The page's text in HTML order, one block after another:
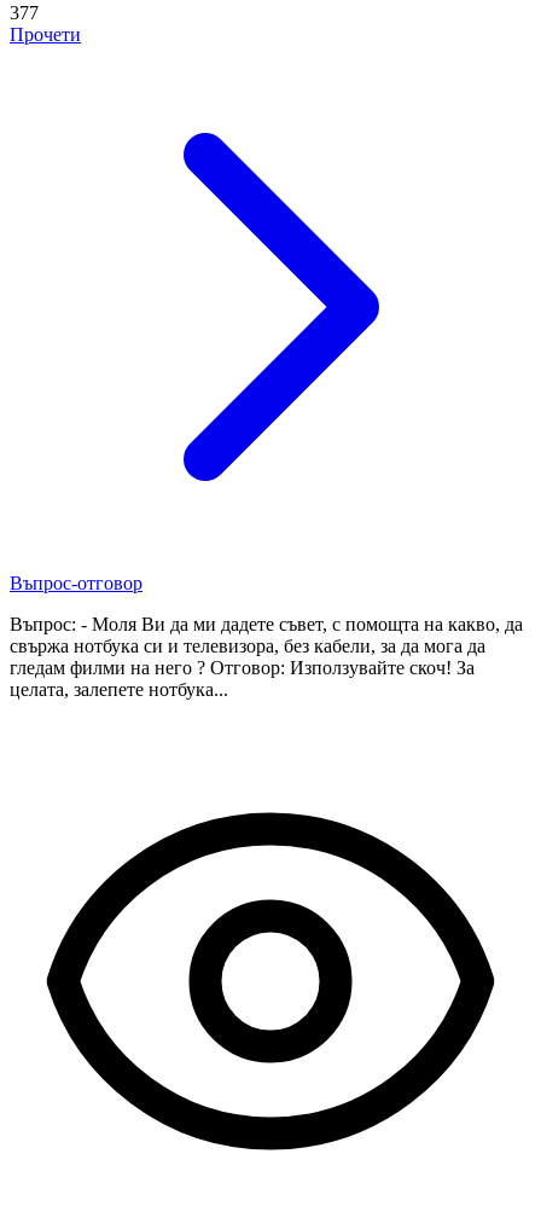
377
Прочети
Въпрос-отговор
Въпрос: - Моля Ви да ми дадете съвет, с помощта на какво, да
свържа нотбука си и телевизора, без кабели, за да мога да
гледам филми на него ? Отговор: Използувайте скоч! За
целата, залепете нотбука...